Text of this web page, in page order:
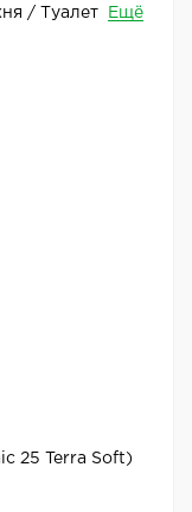
/ Туалет
Ещё
25 Terra Soft)